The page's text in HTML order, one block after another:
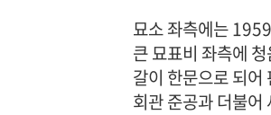
묘소 좌측에는
큰 묘표비 좌측에
갈이 한문으로 되
회관 준공과 더불